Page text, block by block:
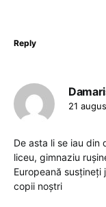
Reply
21
De asta li se iau
liceu, gimnaziu
Europeană
copii noștri